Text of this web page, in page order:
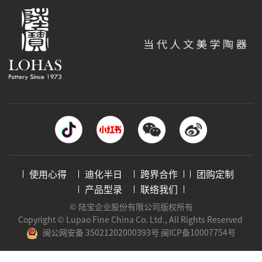
使用心得 迪化半日 跨界合作
团购定制
产品型录
联络我们
© 陆宝企业股份有限公司版权所有
Copyright © Lupao Fine China Co. Ltd., All Rights Reserved
闽公网安备 35021202000393号 闽ICP备10007754号